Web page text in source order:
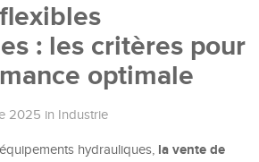
: les critères pour
optimale
2025 in Industrie
hydrauliques, la vente de